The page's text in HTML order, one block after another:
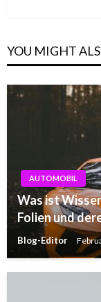
YOU MIGHT
AUTOMOBIL
Was ist
Folien und
Blog-Editor